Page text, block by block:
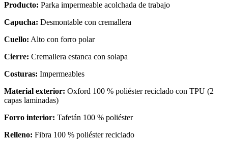
Producto: Parka impermeable acolchada de trabajo
Capucha: Desmontable con cremallera
Cuello: Alto con forro polar
Cierre: Cremallera estanca con solapa
Costuras: Impermeables
Material exterior: Oxford 100 % poliéster reciclado con TPU (2
capas laminadas)
Forro interior: Tafetán 100 % poliéster
Relleno: Fibra 100 % poliéster reciclado